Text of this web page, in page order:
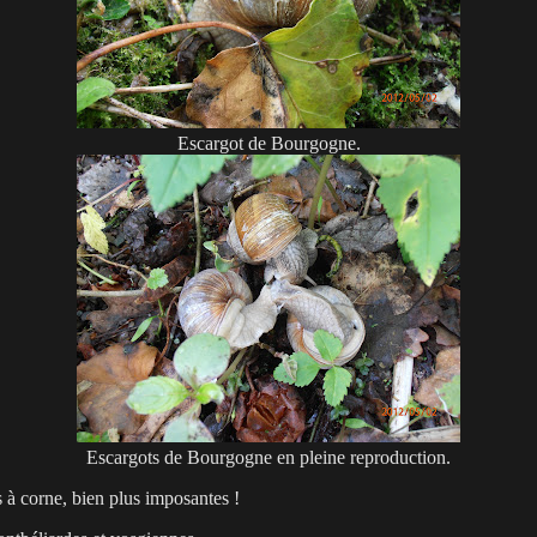
Escargot de Bourgogne.
Escargots de Bourgogne en pleine reproduction.
à corne, bien plus imposantes !